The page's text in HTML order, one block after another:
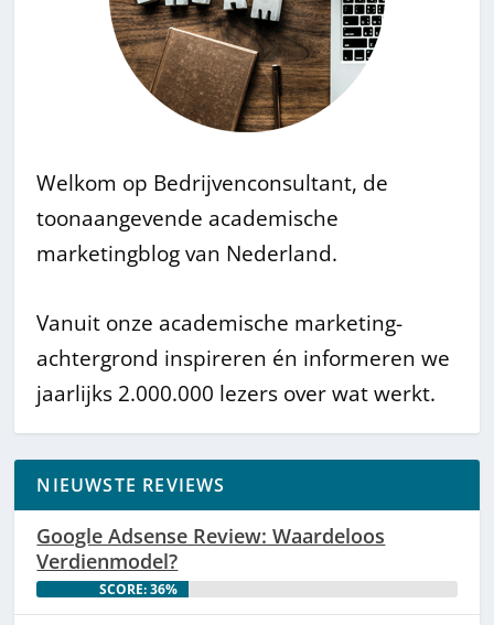
Welkom op Bedrijvenconsultant, de
toonaangevende academische
marketingblog van Nederland.
Vanuit onze academische marketing-
achtergrond inspireren én informeren we
jaarlijks 2.000.000 lezers over wat werkt.
NIEUWSTE REVIEWS
Google Adsense Review: Waardeloos
Verdienmodel?
SCORE: 36%